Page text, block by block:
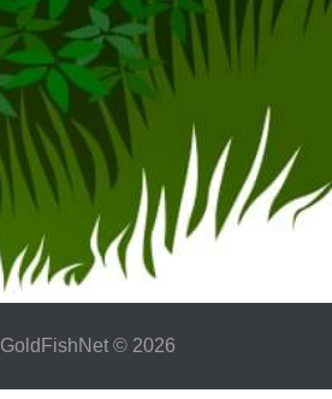
GoldFіshNet © 2026